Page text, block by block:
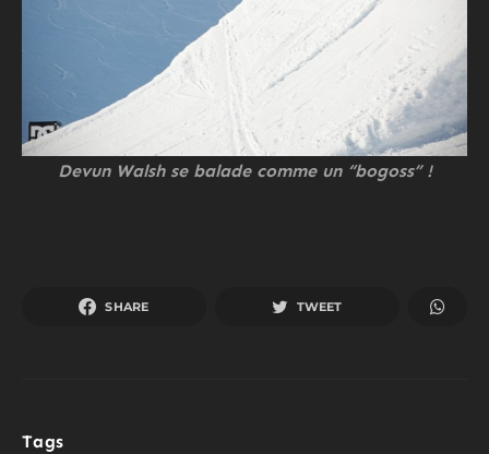
Devun Walsh se balade comme un “bogoss” !
SHARE TWEET
Tags